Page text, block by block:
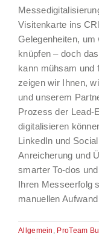
Visitenkarte ins
Gelegenheiten,
knüpfen – doch
kann mühsam und
zeigen wir Ihnen,
und unserem
Prozess der Lead-
digitalisieren
LinkedIn und
Anreicherung und
smarter To-dos
Ihren Messeerfolg
manuellen
Allgemein , ProTeam